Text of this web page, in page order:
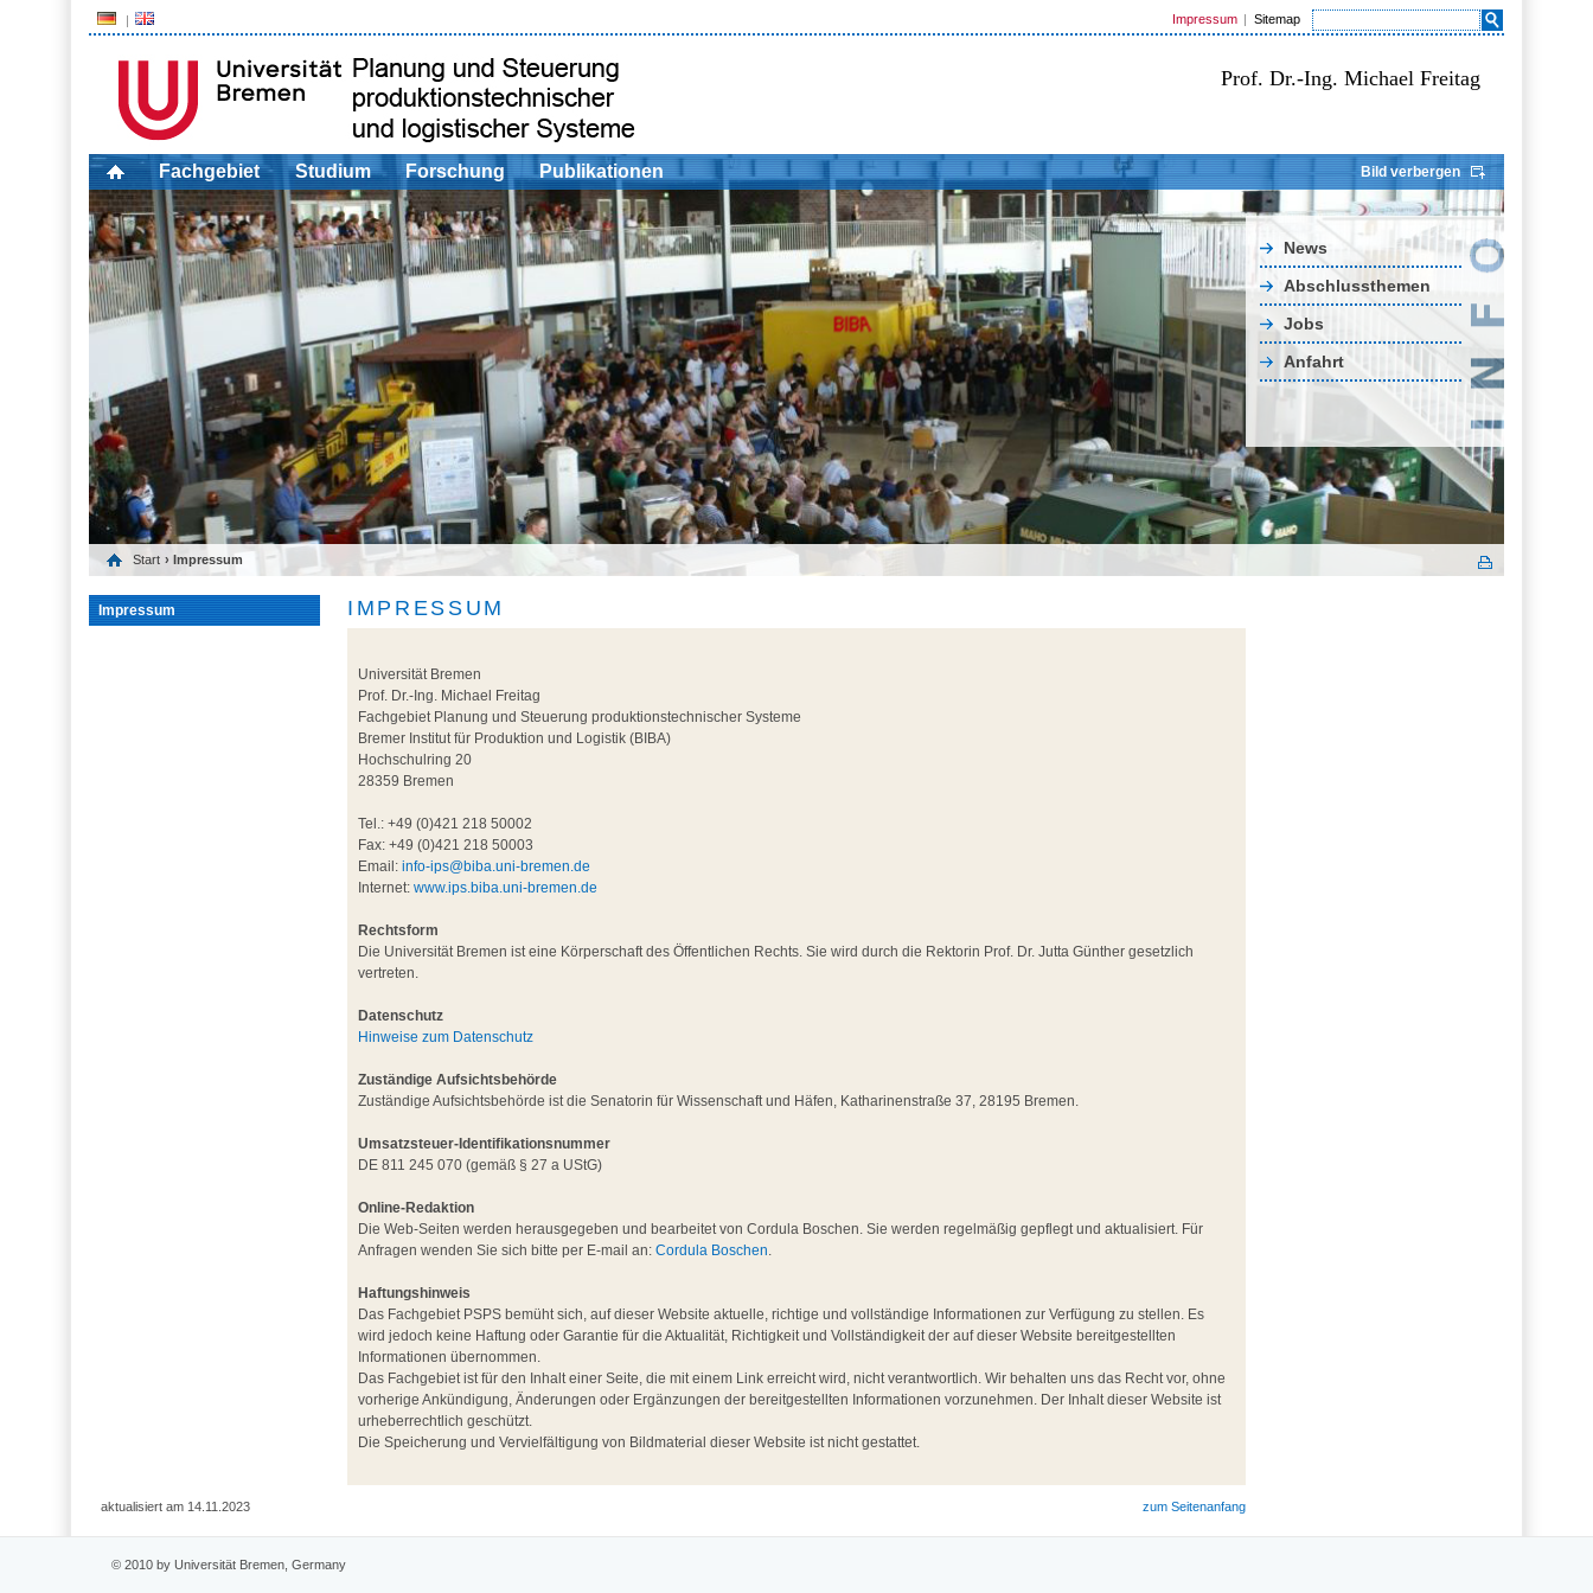
Impressum Sitemap
Prof. Dr.-Ing. Michael Freitag
Fachgebiet Studium Forschung Publikationen Bild verbergen
News
Abschlussthemen
Jobs
Anfahrt
Start › Impressum
Impressum IMPRESSUM
Universität Bremen
Prof. Dr.-Ing. Michael Freitag
Fachgebiet Planung und Steuerung produktionstechnischer Systeme
Bremer Institut für Produktion und Logistik (BIBA)
Hochschulring 20
28359 Bremen
Tel.: +49 (0)421 218 50002
Fax: +49 (0)421 218 50003
Email:info-ips@biba.uni-bremen.de
Internet:www.ips.biba.uni-bremen.de
Rechtsform
Die Universität Bremen ist eine Körperschaft des Öffentlichen Rechts. Sie wird durch die Rektorin Prof. Dr. Jutta Günther gesetzlich
vertreten.
Datenschutz
Hinweise zum Datenschutz
Zuständige Aufsichtsbehörde
Zuständige Aufsichtsbehörde ist die Senatorin für Wissenschaft und Häfen, Katharinenstraße 37, 28195 Bremen.
Umsatzsteuer-Identifikationsnummer
DE 811 245 070 (gemäß § 27 a UStG)
Online-Redaktion
Die Web-Seiten werden herausgegeben und bearbeitet von Cordula Boschen. Sie werden regelmäßig gepflegt und aktualisiert. Für
Anfragen wenden Sie sich bitte per E-mail an:Cordula Boschen
Haftungshinweis
Das Fachgebiet PSPS bemüht sich, auf dieser Website aktuelle, richtige und vollständige Informationen zur Verfügung zu stellen. Es
wird jedoch keine Haftung oder Garantie für die Aktualität, Richtigkeit und Vollständigkeit der auf dieser Website bereitgestellten
Informationen übernommen.
Das Fachgebiet ist für den Inhalt einer Seite, die mit einem Link erreicht wird, nicht verantwortlich. Wir behalten uns das Recht vor, ohne
vorherige Ankündigung, Änderungen oder Ergänzungen der bereitgestellten Informationen vorzunehmen. Der Inhalt dieser Website ist
urheberrechtlich geschützt.
Die Speicherung und Vervielfältigung von Bildmaterial dieser Website ist nicht gestattet.
aktualisiert am 14.11.2023 zum Seitenanfang
© 2010 by Universität Bremen, Germany